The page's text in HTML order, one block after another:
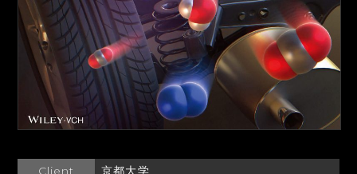
Client
京都大学